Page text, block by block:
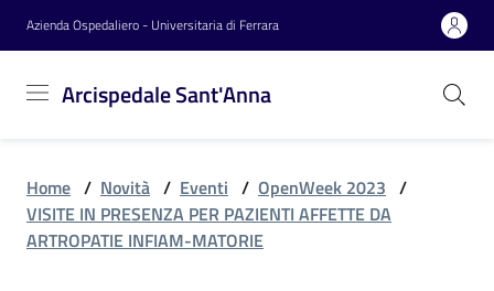
Vai al contenuto
Vai alla navigazione
Vai al footer
Azienda Ospedaliero - Universitaria di Ferrara
Arcispedale Sant'Anna
Sant'Anna
Azienda
Home / Novità / Eventi / OpenWeek 2023 /
VISITE IN PRESENZA PER PAZIENTI AFFETTE DA
ARTROPATIE INFIAM-MATORIE